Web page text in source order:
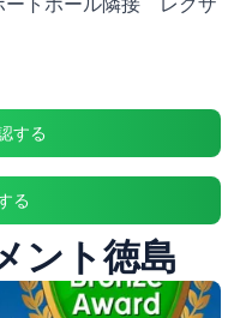
ートホール隣接 レクザ
する
る
ント徳島